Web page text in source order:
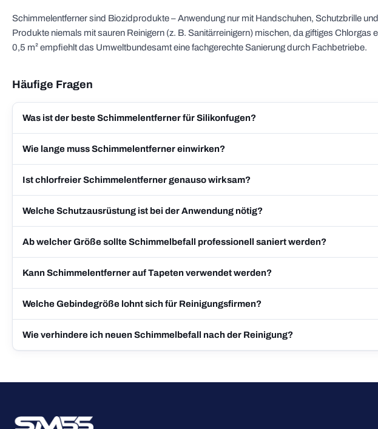
Schimmelentferner sind Biozidprodukte – Anwendung nur mit Handschuhen, Schutzbrille
Produkte niemals mit sauren Reinigern (z. B. Sanitärreinigern) mischen, da giftiges Chlorgas
0,5 m² empfiehlt das Umweltbundesamt eine fachgerechte Sanierung durch Fachbetriebe.
Häufige Fragen
Was ist der beste Schimmelentferner für Silikonfugen?
Wie lange muss Schimmelentferner einwirken?
Ist chlorfreier Schimmelentferner genauso wirksam?
Welche Schutzausrüstung ist bei der Anwendung nötig?
Ab welcher Größe sollte Schimmelbefall professionell saniert werden?
Kann Schimmelentferner auf Tapeten verwendet werden?
Welche Gebindegröße lohnt sich für Reinigungsfirmen?
Wie verhindere ich neuen Schimmelbefall nach der Reinigung?